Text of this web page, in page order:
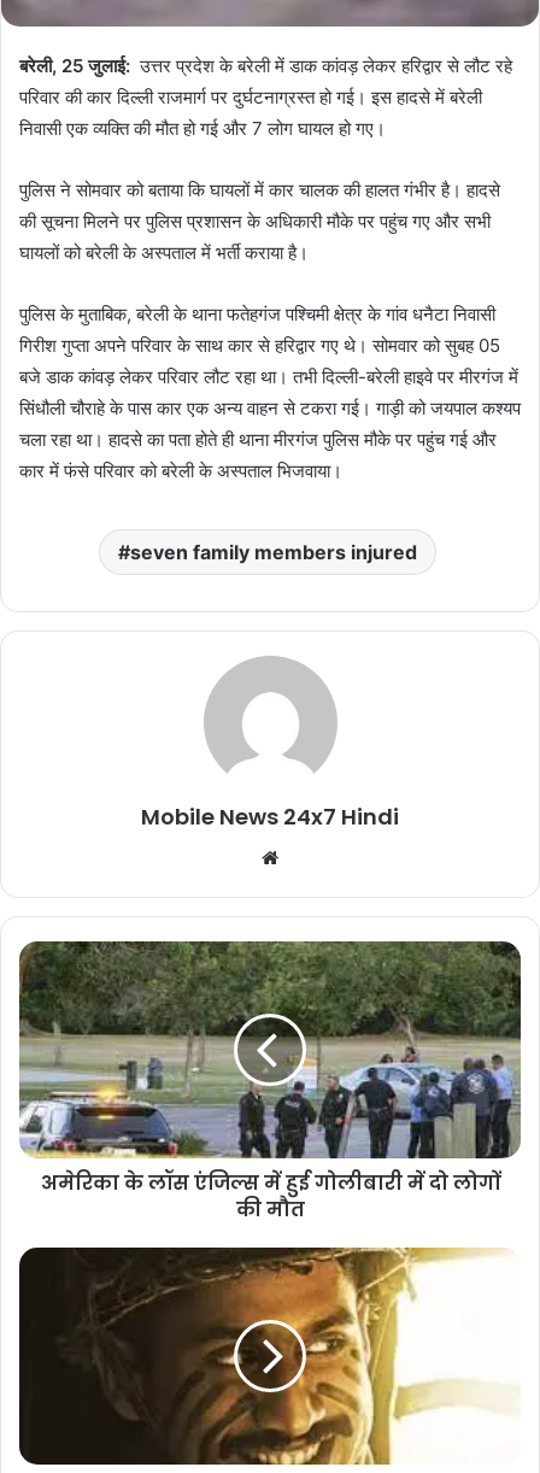
बरेली, 25 जुलाई: उत्तर प्रदेश के बरेली में डाक कांवड़ लेकर हरिद्वार से लौट रहे
परिवार की कार दिल्ली राजमार्ग पर दुर्घटनाग्रस्त हो गई। इस हादसे में बरेली
निवासी एक व्यक्ति की मौत हो गई और 7 लोग घायल हो गए।
पुलिस ने सोमवार को बताया कि घायलों में कार चालक की हालत गंभीर है। हादसे
की सूचना मिलने पर पुलिस प्रशासन के अधिकारी मौके पर पहुंच गए और सभी
घायलों को बरेली के अस्पताल में भर्ती कराया है।
पुलिस के मुताबिक, बरेली के थाना फतेहगंज पश्चिमी क्षेत्र के गांव धनैटा निवासी
गिरीश गुप्ता अपने परिवार के साथ कार से हरिद्वार गए थे। सोमवार को सुबह 05
बजे डाक कांवड़ लेकर परिवार लौट रहा था। तभी दिल्ली-बरेली हाइवे पर मीरगंज में
सिंधौली चौराहे के पास कार एक अन्य वाहन से टकरा गई। गाड़ी को जयपाल कश्यप
चला रहा था। हादसे का पता होते ही थाना मीरगंज पुलिस मौके पर पहुंच गई और
कार में फंसे परिवार को बरेली के अस्पताल भिजवाया।
seven family members injured
Mobile News 24x7 Hindi
Website
अमेरिका के लॉस एंजिल्स में हुई गोलीबारी में दो लोगों
की मौत